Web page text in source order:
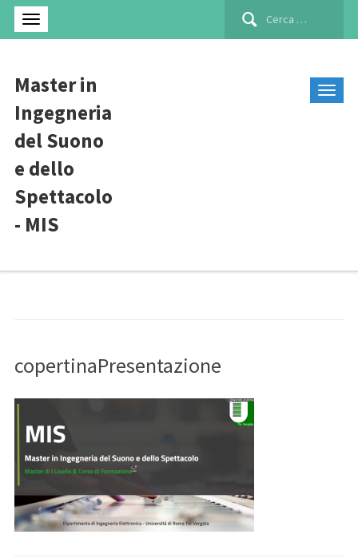
Ricerca
Master in
Ingegneria
del Suono
e dello
Spettacolo
- MIS
copertinaPresentazione